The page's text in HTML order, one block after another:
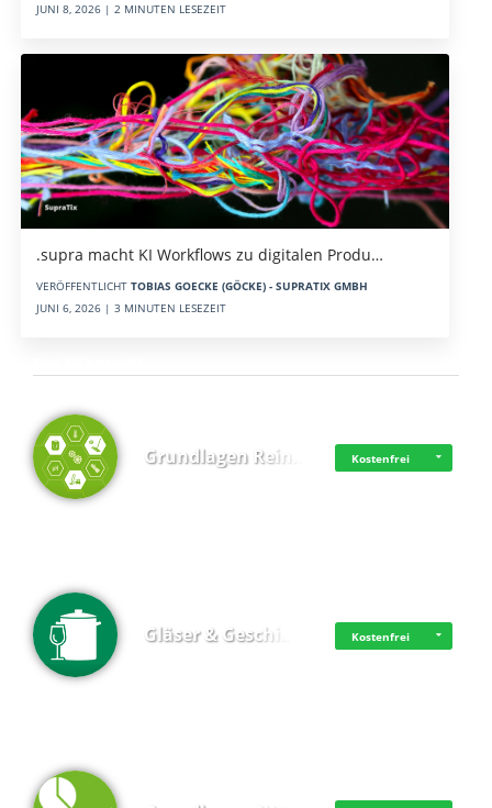
JUNI 8, 2026 | 2 MINUTEN LESEZEIT
.supra macht KI Workflows zu digitalen Produ…
VERÖFFENTLICHT TOBIAS GOECKE (GÖCKE) - SUPRATIX GMBH
JUNI 6, 2026 | 3 MINUTEN LESEZEIT
Grundlagen Rein… Kostenfrei
Gläser & Geschi… Kostenfrei